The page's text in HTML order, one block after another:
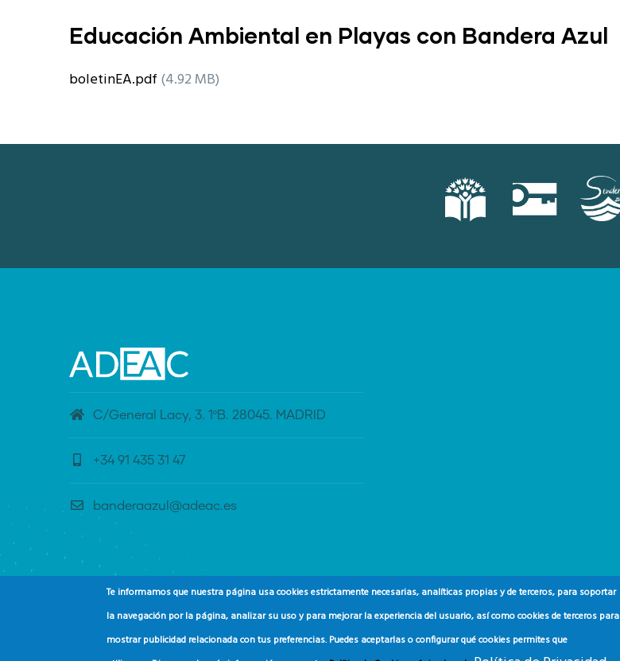
Educación Ambiental en Playas con Bandera Azul
boletinEA.pdf (4.92 MB)
C/General Lacy, 3. 1ºB. 28045. MADRID
+34 91 435 31 47
banderaazul@adeac.es
Te informamos que nuestra página usa cookies estrictamente necesarias, analíticas propias y de terceros, para soportar
la navegación por la página, analizar su uso y para mejorar la experiencia del usuario, así como cookies de terceros para
mostrar publicidad relacionada con tus preferencias. Puedes aceptarlas o configurar qué cookies permites que